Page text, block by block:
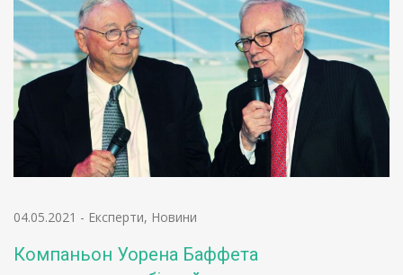
04.05.2021 - Експерти, Новини
Компаньон Уорена Баффета